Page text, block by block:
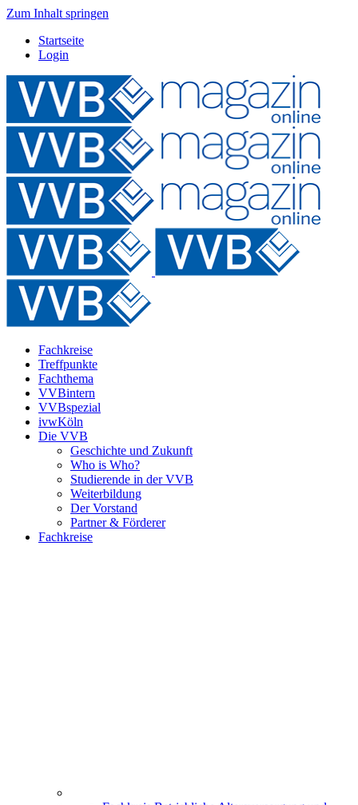
Zum Inhalt springen
Startseite
Login
Fachkreise
Treffpunkte
Fachthema
VVBintern
VVBspezial
ivwKöln
Die VVB
Geschichte und Zukunft
Who is Who?
Studierende in der VVB
Weiterbildung
Der Vorstand
Partner & Förderer
Fachkreise